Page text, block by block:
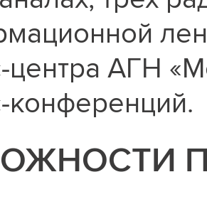
центра АГН
конференций.